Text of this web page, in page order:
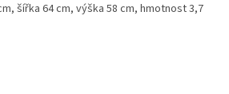
šířka 64 cm, výška 58 cm, hmotnost 3,7